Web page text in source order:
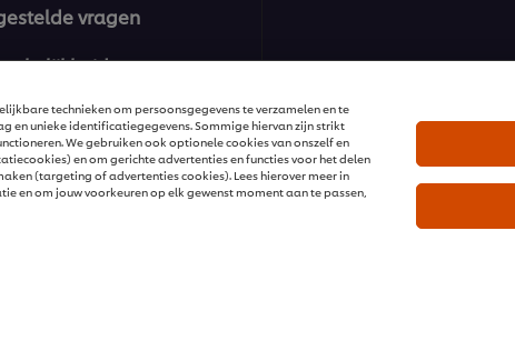
vragen
technieken om persoonsgegevens te verzamelen en te
en unieke identificatiegegevens. Sommige hiervan zijn strikt
We gebruiken ook optionele cookies van onszelf en
en om gerichte advertenties en functies voor het delen
(targeting of advertenties cookies). Lees hierover meer in
en om jouw voorkeuren op elk gewenst moment aan te passen,